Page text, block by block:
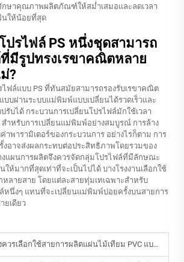
กษาคุณภาพผลิตภัณฑ์ให้สม่ำเสมอและลดเวลา
นให้น้อยที่สุด
ปรไฟล์ PS หนึ่งชุดสามารถ
มีรูปทรงเรขาคณิตหลาย
?
ไฟล์แบบ PS ที่ทันสมัยสามารถรองรับเรขาคณิต
บบผ่านระบบแม่พิมพ์แบบเปลี่ยนได้รวดเร็วและ
รับได้ กระบวนการเปลี่ยนโปรไฟล์มักใช้เวลา
ำหรับการเปลี่ยนแม่พิมพ์อย่างสมบูรณ์ การล้าง
าพารามิเตอร์ของกระบวนการ อย่างไรก็ตาม การ
งอาจส่งผลกระทบต่อประสิทธิภาพโดยรวมของ
งแผนการผลิตจึงควรจัดกลุ่มโปรไฟล์ที่มีลักษณะ
ห้มากที่สุดเท่าที่จะเป็นไปได้ บางโรงงานเลือกใช้
หลายสาย โดยแต่ละสายทุ่มเทเฉพาะสำหรับ
หนึ่งๆ แทนที่จะเปลี่ยนแม่พิมพ์บ่อยครั้งบนสายการ
ยเดียว
วรเลือกใช้สายการผลิตแผ่นไม้เทียม PVC แบบอัตโนมัติ?